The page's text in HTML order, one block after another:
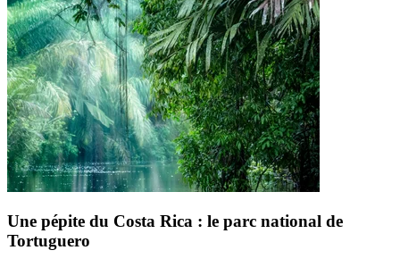
Une pépite du Costa Rica : le parc national de
Tortuguero